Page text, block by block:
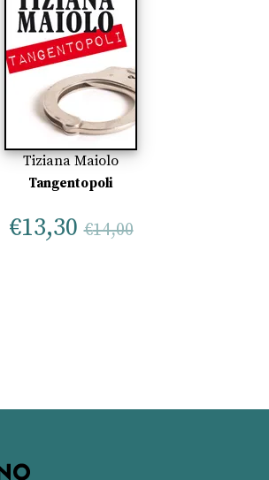
Tiziana Maiolo
Tangentopoli
€13,30 €14,00